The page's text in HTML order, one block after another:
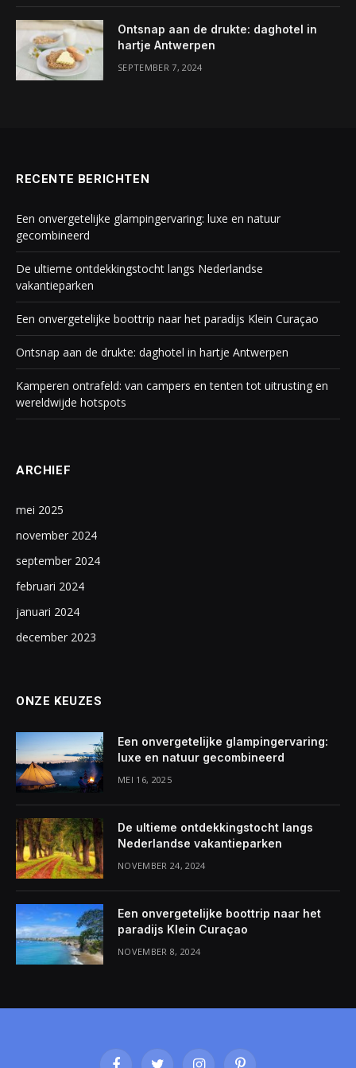
Ontsnap aan de drukte: daghotel in
hartje Antwerpen
SEPTEMBER 7, 2024
RECENTE BERICHTEN
Een onvergetelijke glampingervaring: luxe en natuur
gecombineerd
De ultieme ontdekkingstocht langs Nederlandse
vakantieparken
Een onvergetelijke boottrip naar het paradijs Klein Curaçao
Ontsnap aan de drukte: daghotel in hartje Antwerpen
Kamperen ontrafeld: van campers en tenten tot uitrusting en
wereldwijde hotspots
ARCHIEF
mei 2025
november 2024
september 2024
februari 2024
januari 2024
december 2023
ONZE KEUZES
Een onvergetelijke glampingervaring:
luxe en natuur gecombineerd
MEI 16, 2025
De ultieme ontdekkingstocht langs
Nederlandse vakantieparken
NOVEMBER 24, 2024
Een onvergetelijke boottrip naar het
paradijs Klein Curaçao
NOVEMBER 8, 2024